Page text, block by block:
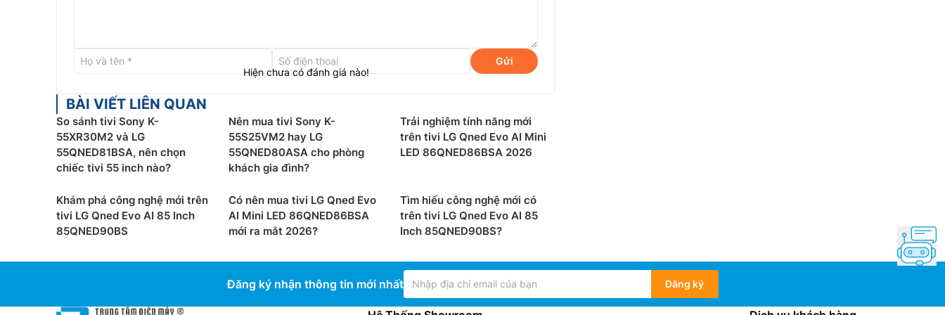
Hệ điều hành WebOS 26 Re:New Program
ứng dụng giải trí và đa dạng các tiện ích đi kèm. LG còn cam kết duy trì nâng cấp hệ điều
hành cho sản phẩm trong 5 năm liên tiếp để các tính năng, công nghệ mới được tiếp cận
người dùng.
Gửi
Hiện chưa có đánh giá nào!
BÀI VIẾT LIÊN QUAN
So sánh tivi Sony K-
55XR30M2 và LG
55QNED81BSA, nên chọn
chiếc tivi 55 inch nào?
Nên mua tivi Sony K-
55S25VM2 hay LG
55QNED80ASA cho phòng
khách gia đình?
Trải nghiệm tính năng mới
trên tivi LG Qned Evo AI Mini
LED 86QNED86BSA 2026
Khám phá công nghệ mới trên
tivi LG Qned Evo AI 85 Inch
85QNED90BS
Có nên mua tivi LG Qned Evo
AI Mini LED 86QNED86BSA
mới ra mắt 2026?
Tìm hiểu công nghệ mới có
trên tivi LG Qned Evo AI 85
Inch 85QNED90BS?
Đăng ký nhận thông tin mới nhất Đăng ký